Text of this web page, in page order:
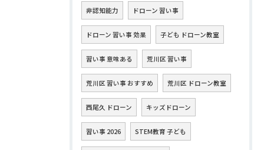
非認知能力 ドローン 習い事
ドローン 習い事 効果 子ども ドローン教室
習い事 意味ある 荒川区 習い事
荒川区 習い事 おすすめ 荒川区 ドローン教室
西尾久 ドローン キッズドローン
習い事 2026 STEM教育 子ども